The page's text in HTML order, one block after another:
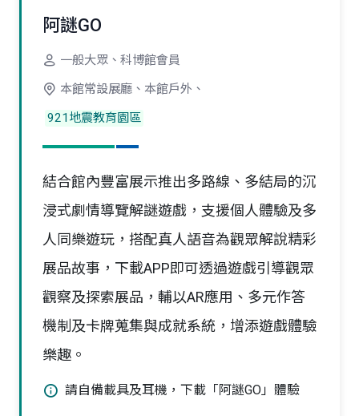
阿謎GO
一般大眾、科博館會員
本館常設展廳、本館戶外、
921地震教育園區
結合館內豐富展示推出多路線、多結局的沉
浸式劇情導覽解謎遊戲，支援個人體驗及多
人同樂遊玩，搭配真人語音為觀眾解說精彩
展品故事，下載APP即可透過遊戲引導觀眾
觀察及探索展品，輔以AR應用、多元作答
機制及卡牌蒐集與成就系統，增添遊戲體驗
樂趣。
請自備載具及耳機，下載「阿謎GO」體驗